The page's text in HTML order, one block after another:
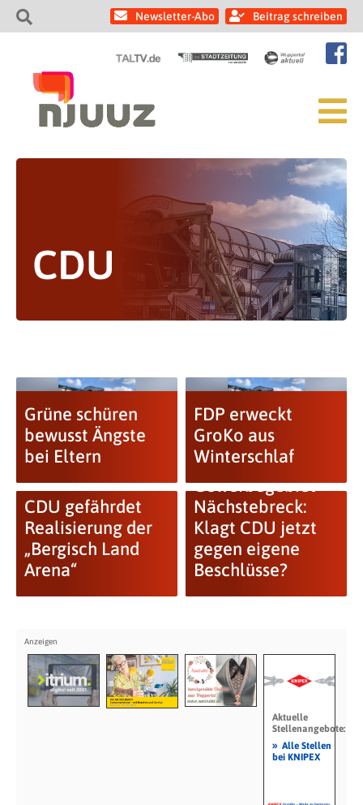
Newsletter-Abo Beitrag schreiben
CDU
Grüne schüren
bewusst Ängste
bei Eltern
FDP erweckt
GroKo aus
Winterschlaf
CDU gefährdet
Realisierung der
„Bergisch Land
Arena“
Gewerbegebiet
Nächstebreck:
Klagt CDU jetzt
gegen eigene
Beschlüsse?
Aktuelle
Stellenangebote:
» Alle Stellen
bei KNIPEX